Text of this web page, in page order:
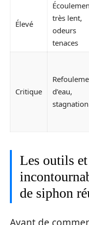
Élevé
très lent,
odeurs
tenaces
Critique
d’eau,
stagnation
Les outils
de siphon
Avant de